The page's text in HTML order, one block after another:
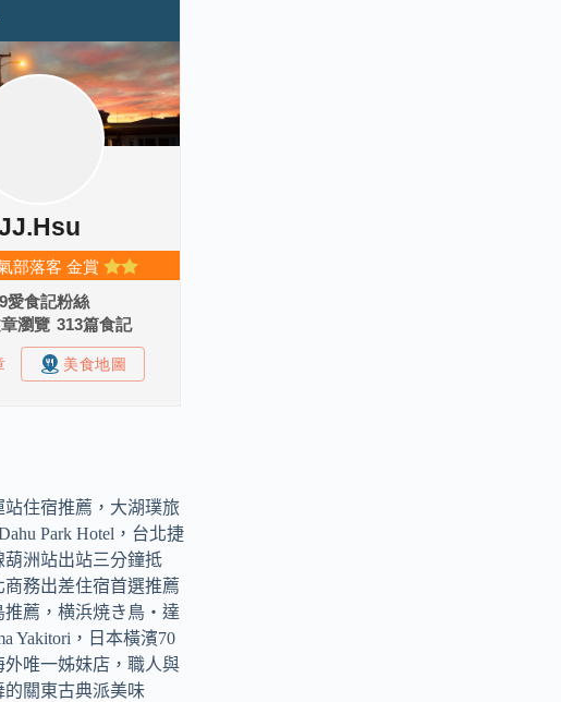
站住宿推薦，大湖璞旅
Park Hotel，台北捷
葫洲站出站三分鐘抵
商務出差住宿首選推薦
推薦，横浜焼き鳥‧達
Yakitori，日本橫濱70
外唯一姊妹店，職人與
的關東古典派美味